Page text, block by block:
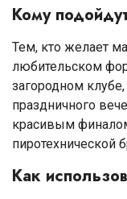
Кому
Тем, кто желает
любительском
загородном
праздничного
красивым
пиротехнической
Как